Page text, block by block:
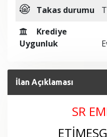
Takas durumu
Krediye
Uygunluk
İlan Açıklaması
SR